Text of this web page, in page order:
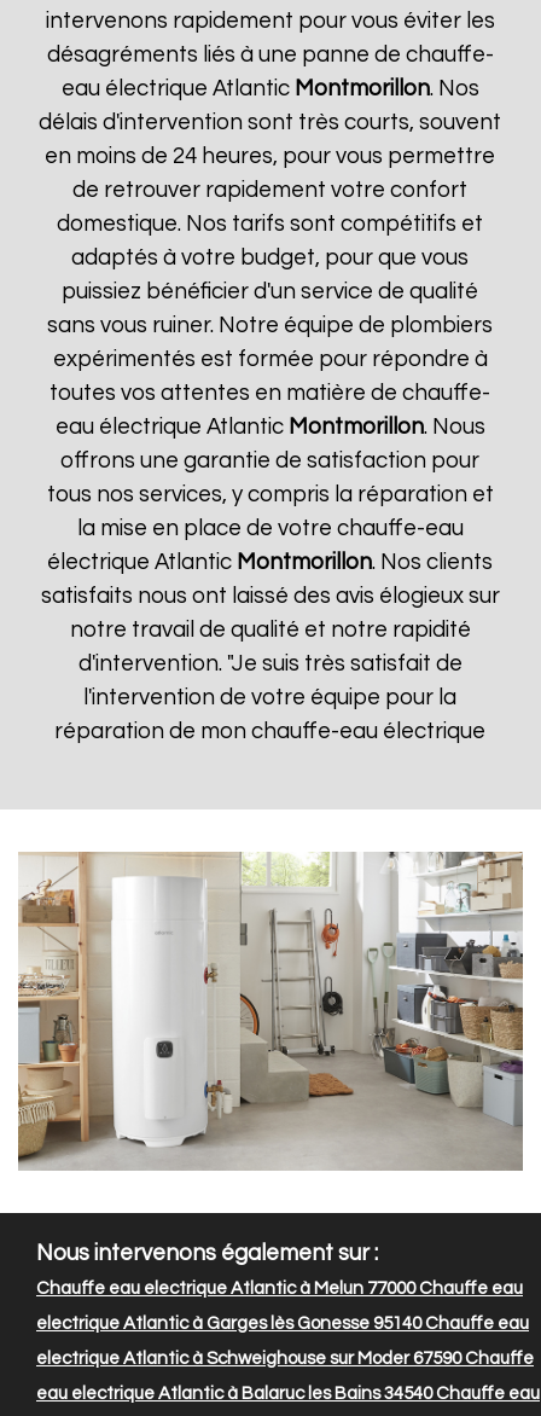
intervenons rapidement pour vous éviter les
désagréments liés à une panne de chauffe-
eau électrique Atlantic Montmorillon. Nos
délais d'intervention sont très courts, souvent
en moins de 24 heures, pour vous permettre
de retrouver rapidement votre confort
domestique. Nos tarifs sont compétitifs et
adaptés à votre budget, pour que vous
puissiez bénéficier d'un service de qualité
sans vous ruiner. Notre équipe de plombiers
expérimentés est formée pour répondre à
toutes vos attentes en matière de chauffe-
eau électrique Atlantic Montmorillon. Nous
offrons une garantie de satisfaction pour
tous nos services, y compris la réparation et
la mise en place de votre chauffe-eau
électrique Atlantic Montmorillon. Nos clients
satisfaits nous ont laissé des avis élogieux sur
notre travail de qualité et notre rapidité
d'intervention. "Je suis très satisfait de
l'intervention de votre équipe pour la
réparation de mon chauffe-eau électrique
Nous intervenons également sur :
Chauffe eau electrique Atlantic à Melun 77000Chauffe eau
electrique Atlantic à Garges lès Gonesse 95140Chauffe eau
electrique Atlantic à Schweighouse sur Moder 67590Chauffe
eau electrique Atlantic à Balaruc les Bains 34540Chauffe eau